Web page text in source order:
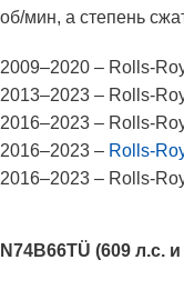
об/мин, а степень
2009–2020 – Rolls-
2013–2023 – Rolls-
2016–2023 – Rolls-
2016–2023 – Rolls-
2016–2023 – Rolls-
N74B66TÜ (609 л.с.